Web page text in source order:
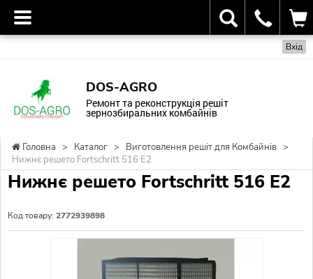
Вхід
DOS-AGRO
Ремонт та реконструкція решіт
зернозбиральних комбайнів
Головна > Каталог > Виготовлення решіт для Комбайнів >
Нижнє решето Fortschritt 516 Е2
Нижнє решето Fortschritt 516 Е2
Код товару: 2772939898